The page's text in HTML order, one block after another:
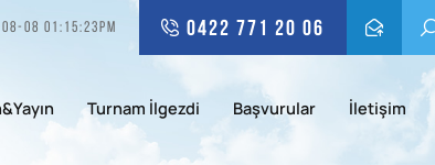
0422 771 20 06
08 01:15:23pm
Turnam İlgezdi Başvurular İletişim